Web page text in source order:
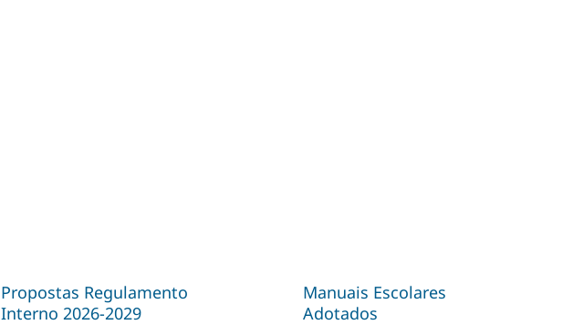
Propostas Regulamento
Interno 2026-2029
Manuais Escolares
Adotados